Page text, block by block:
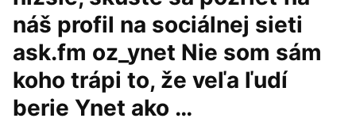
náš profil na sociálnej sieti
ask.fm oz_ynet Nie som sám
koho trápi to, že veľa ľudí
berie Ynet ako …